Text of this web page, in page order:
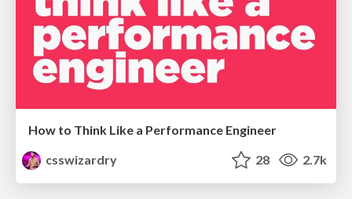
How to Think Like a Performance Engineer
csswizardry
28 2.7k